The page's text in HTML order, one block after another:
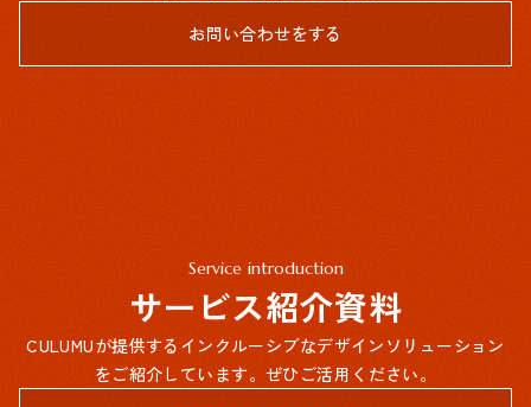
お問い合わせをする
Service introduction
サービス紹介資料
CULUMUが提供するインクルーシブなデザインソリューション
をご紹介しています。ぜひご活用ください。